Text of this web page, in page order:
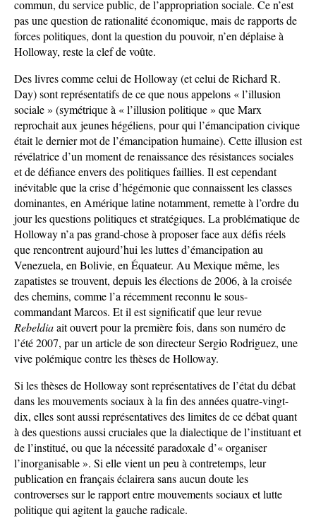
commun, du service public, de l’appropriation sociale. Ce n’est
pas une question de rationalité économique, mais de rapports de
forces politiques, dont la question du pouvoir, n’en déplaise à
Holloway, reste la clef de voûte.
Des livres comme celui de Holloway (et celui de Richard R.
Day) sont représentatifs de ce que nous appelons « l’illusion
sociale » (symétrique à « l’illusion politique » que Marx
reprochait aux jeunes hégéliens, pour qui l’émancipation civique
était le dernier mot de l’émancipation humaine). Cette illusion est
révélatrice d’un moment de renaissance des résistances sociales
et de défiance envers des politiques faillies. Il est cependant
inévitable que la crise d’hégémonie que connaissent les classes
dominantes, en Amérique latine notamment, remette à l’ordre du
jour les questions politiques et stratégiques. La problématique de
Holloway n’a pas grand-chose à proposer face aux défis réels
que rencontrent aujourd’hui les luttes d’émancipation au
Venezuela, en Bolivie, en Équateur. Au Mexique même, les
zapatistes se trouvent, depuis les élections de 2006, à la croisée
des chemins, comme l’a récemment reconnu le sous-
commandant Marcos. Et il est significatif que leur revue
Rebeldiaait ouvert pour la première fois, dans son numéro de
l’été 2007, par un article de son directeur Sergio Rodriguez, une
vive polémique contre les thèses de Holloway.
Si les thèses de Holloway sont représentatives de l’état du débat
dans les mouvements sociaux à la fin des années quatre-vingt-
dix, elles sont aussi représentatives des limites de ce débat quant
à des questions aussi cruciales que la dialectique de l’instituant et
de l’institué, ou que la nécessité paradoxale d’« organiser
l’inorganisable ». Si elle vient un peu à contretemps, leur
publication en français éclairera sans aucun doute les
controverses sur le rapport entre mouvements sociaux et lutte
politique qui agitent la gauche radicale.